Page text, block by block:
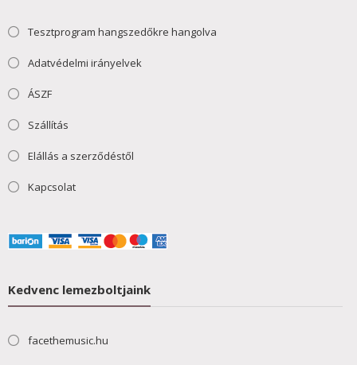
Tesztprogram hangszedőkre hangolva
Adatvédelmi irányelvek
ÁSZF
Szállítás
Elállás a szerződéstől
Kapcsolat
Kedvenc lemezboltjaink
facethemusic.hu